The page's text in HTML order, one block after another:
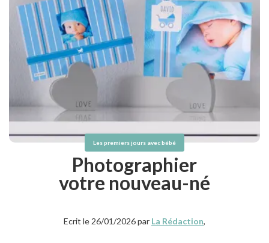
Les premiers jours avec bébé
Photographier
votre nouveau-né
Ecrit le 26/01/2026 par La Rédaction,